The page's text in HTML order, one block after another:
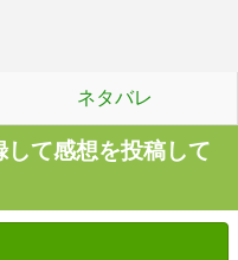
ネタバレ
て感想を投稿して